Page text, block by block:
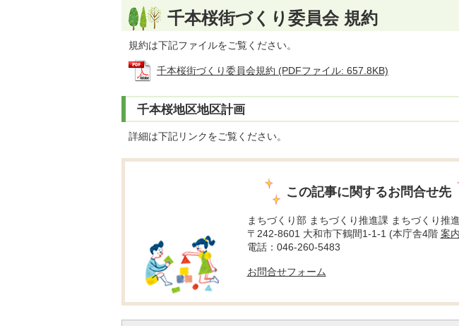
千本桜街づくり委員会 規約
規約は下記ファイルをご覧ください。
千本桜街づくり委員会規約 (PDFファイル: 657.8KB)
千本桜地区地区計画
詳細は下記リンクをご覧ください。
この記事に関するお問合せ先
まちづくり部 まちづくり推進課 まちづくり推
〒242-8601 大和市下鶴間1-1-1 (本庁舎4階 案
電話：046-260-5483
お問合せフォーム